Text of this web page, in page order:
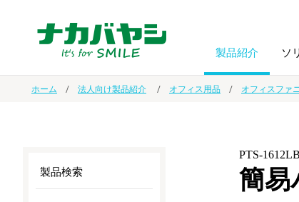
製品紹介
ノ
ソ
オーダー手帳・ノベルティ制作
IR情報
ホーム 法人向け製品紹介 オフィス用品 オフィスファ
PTS-1612LB
簡
製品検索